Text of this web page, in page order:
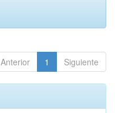
Anterior 1 Siguiente